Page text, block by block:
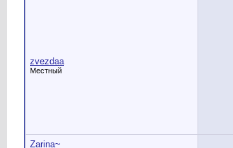
zvezdaa
Местный
Zarina~